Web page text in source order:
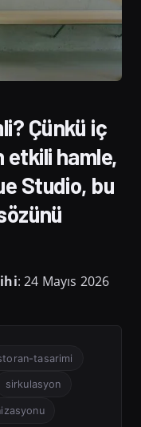
Çünkü iç
etkili hamle,
Studio, bu
: 24 Mayıs 2026
tasarimi
sirkulasyon